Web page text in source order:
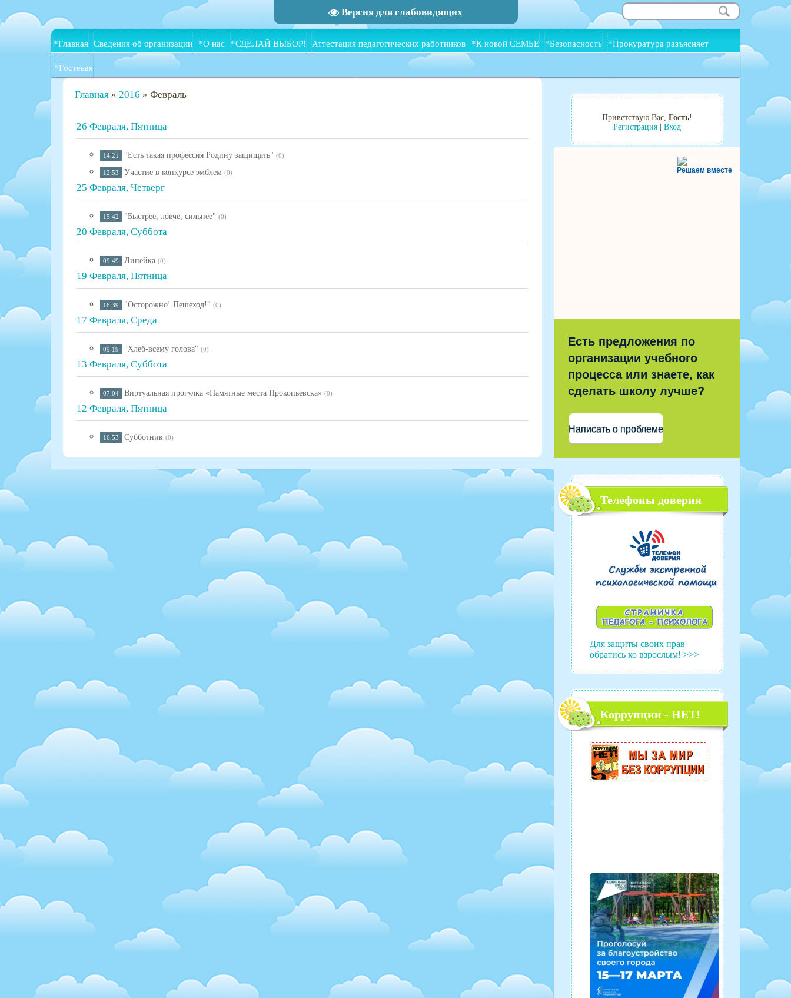
Версия для слабовидящих
*Главная Сведения об организации *О нас *СДЕЛАЙ ВЫБОР! Аттестация педагогических работников *К новой СЕМЬЕ *Безопасность *Прокуратура разъясняет
*Гостевая
Главная » 2016 » Февраль
26 Февраля, Пятница
14:21 "Есть такая профессия Родину защищать" (0)
12:53 Участие в конкурсе эмблем (0)
25 Февраля, Четверг
15:42 "Быстрее, ловче, сильнее" (0)
20 Февраля, Суббота
09:49 Линейка (0)
19 Февраля, Пятница
16:39 "Осторожно! Пешеход!" (0)
17 Февраля, Среда
09:19 "Хлеб-всему голова" (0)
13 Февраля, Суббота
07:04 Виртуальная прогулка «Памятные места Прокопьевска» (0)
12 Февраля, Пятница
16:53 Субботник (0)
Приветствую Вас, Гость!
Регистрация| Вход
Решаем вместе
Есть предложения по
организации учебного
процесса или знаете, как
сделать школу лучше?
Написать о проблеме
Телефоны доверия
Для защиты своих прав
обратись ко взрослым! >>>
Коррупции - НЕТ!